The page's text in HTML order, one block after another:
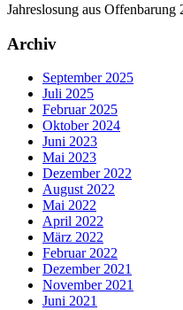
Jahreslosung aus Offenbarung
Archiv
September 2025
Juli 2025
Februar 2025
Oktober 2024
Juni 2023
Mai 2023
Dezember 2022
August 2022
Mai 2022
April 2022
März 2022
Februar 2022
Dezember 2021
November 2021
Juni 2021